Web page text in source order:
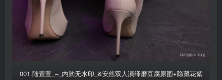
001.陆萱萱_–_内购无水印_&安然双人演绎磨豆腐原图+隐藏花絮